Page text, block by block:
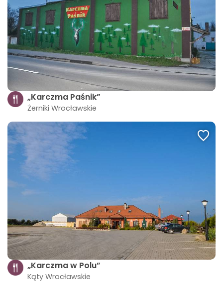
„Karczma Paśnik”
Żerniki Wrocławskie
„Karczma w Polu”
Kąty Wrocławskie